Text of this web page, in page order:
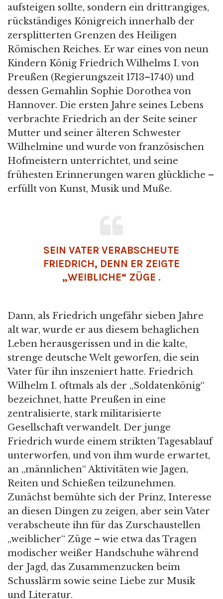
aufsteigen sollte, sondern ein drittrangiges,
rückständiges Königreich innerhalb der
zersplitterten Grenzen des Heiligen
Römischen Reiches. Er war eines von neun
Kindern König Friedrich Wilhelms I. von
Preußen (Regierungszeit 1713–1740) und
dessen Gemahlin Sophie Dorothea von
Hannover. Die ersten Jahre seines Lebens
verbrachte Friedrich an der Seite seiner
Mutter und seiner älteren Schwester
Wilhelmine und wurde von französischen
Hofmeistern unterrichtet, und seine
frühesten Erinnerungen waren glückliche –
erfüllt von Kunst, Musik und Muße.
SEIN VATER VERABSCHEUTE
FRIEDRICH, DENN ER ZEIGTE
„WEIBLICHE“ ZÜGE .
Dann, als Friedrich ungefähr sieben Jahre
alt war, wurde er aus diesem behaglichen
Leben herausgerissen und in die kalte,
strenge deutsche Welt geworfen, die sein
Vater für ihn inszeniert hatte. Friedrich
Wilhelm I. oftmals als der „Soldatenkönig“
bezeichnet, hatte Preußen in eine
zentralisierte, stark militarisierte
Gesellschaft verwandelt. Der junge
Friedrich wurde einem strikten Tagesablauf
unterworfen, und von ihm wurde erwartet,
an „männlichen“ Aktivitäten wie Jagen,
Reiten und Schießen teilzunehmen.
Zunächst bemühte sich der Prinz, Interesse
an diesen Dingen zu zeigen, aber sein Vater
verabscheute ihn für das Zurschaustellen
„weiblicher“ Züge – wie etwa das Tragen
modischer weißer Handschuhe während
der Jagd, das Zusammenzucken beim
Schusslärm sowie seine Liebe zur Musik
und Literatur.